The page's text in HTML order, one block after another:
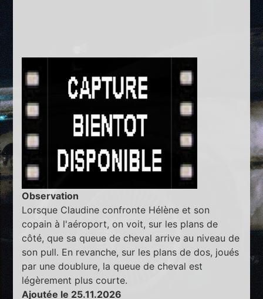
Observation
Lorsque Claudine confronte Hélène et son
copain à l'aéroport, on voit, sur les plans de
côté, que sa queue de cheval arrive au niveau de
son pull. En revanche, sur les plans de dos, joués
par une doublure, la queue de cheval est
légèrement plus courte.
Ajoutée le 25.11.2026